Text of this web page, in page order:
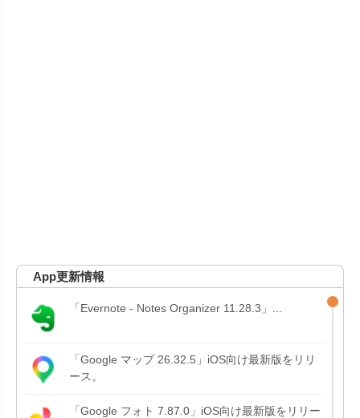
App更新情報
「Evernote - Notes Organizer 11.28.3」...
「Google マップ 26.32.5」iOS向け最新版をリリ
ース。
「Google フォト 7.87.0」iOS向け最新版をリリー